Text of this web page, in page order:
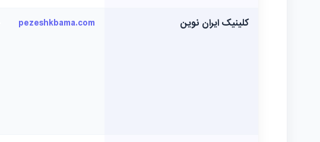
کلینیک ایران نوین pezeshkbama.com